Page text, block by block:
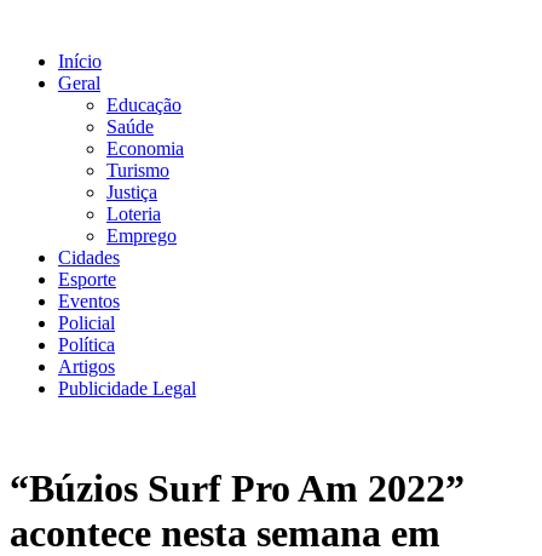
conteúdo
Início
Geral
Educação
Saúde
Economia
Turismo
Justiça
Loteria
Emprego
Cidades
Esporte
Eventos
Policial
Política
Artigos
Publicidade Legal
“Búzios Surf Pro Am 2022”
acontece nesta semana em